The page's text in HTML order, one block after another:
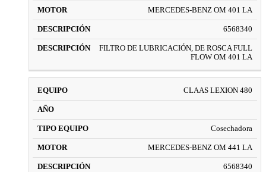
MERCEDES-BENZ OM 401 LA
6568340
FILTRO DE LUBRICACIÓN, DE ROSCA FULL
FLOW OM 401 LA
CLAAS LEXION 480
Cosechadora
MERCEDES-BENZ OM 441 LA
6568340